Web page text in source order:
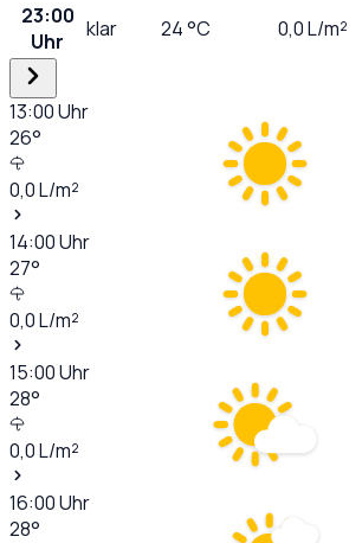
23:00
Uhr
klar 24°C 0,0L/m²
13:00Uhr
26°
0,0L/m²
14:00Uhr
27°
0,0L/m²
15:00Uhr
28°
0,0L/m²
16:00Uhr
28°